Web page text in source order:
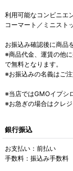
利用可能なコンビニエ
コーマート／ミニスト
お振込み確認後に商品
※商品代金、運賃の他
で無料となります。
※お振込みの名義はご
※当店ではGMOイプシ
※お急ぎの場合はクレ
銀行振込
お支払い：前払い
手数料：振込み手数料